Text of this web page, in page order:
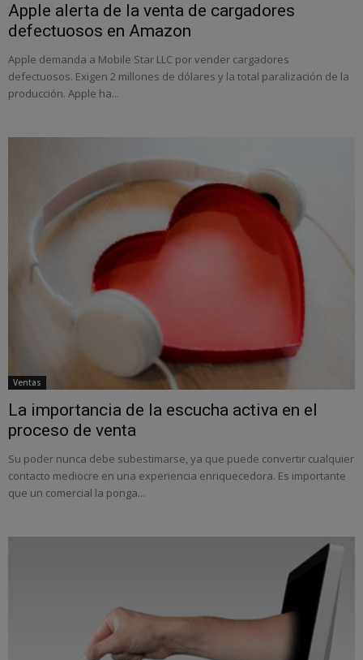
Apple alerta de la venta de cargadores
defectuosos en Amazon
Apple demanda a Mobile Star LLC por vender cargadores
defectuosos. Exigen 2 millones de dólares y la total paralización de la
producción. Apple ha...
Ventas
La importancia de la escucha activa en el
proceso de venta
Su poder nunca debe subestimarse, ya que puede convertir cualquier
contacto mediocre en una experiencia enriquecedora. Es importante
que un comercial la ponga...